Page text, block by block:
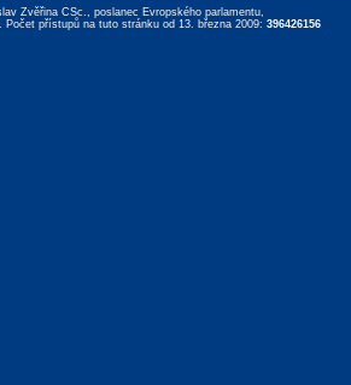
Zvěřina CSc., poslanec Evropského parlamentu,
. Počet přístupů na tuto stránku od 13. března 2009: 396426156